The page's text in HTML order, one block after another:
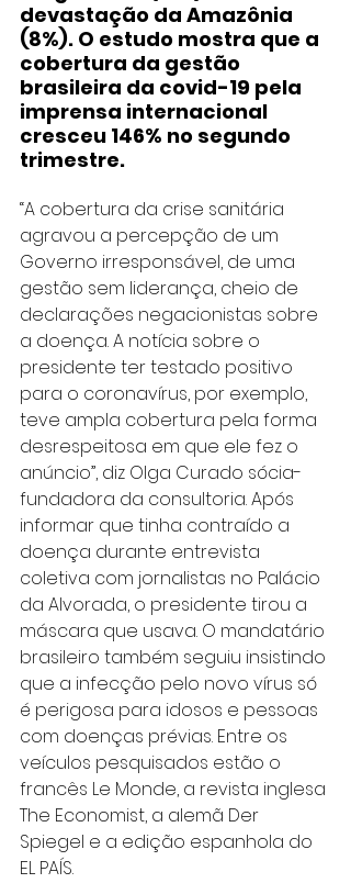
devastação da Amazônia
(8%). O estudo mostra que a
cobertura da gestão
brasileira da covid-19 pela
imprensa internacional
cresceu 146% no segundo
trimestre.
“A cobertura da crise sanitária
agravou a percepção de um
Governo irresponsável, de uma
gestão sem liderança, cheio de
declarações negacionistas sobre
a doença. A notícia sobre o
presidente ter testado positivo
para o coronavírus, por exemplo,
teve ampla cobertura pela forma
desrespeitosa em que ele fez o
anúncio”, diz Olga Curado sócia-
fundadora da consultoria. Após
informar que tinha contraído a
doença durante entrevista
coletiva com jornalistas no Palácio
da Alvorada, o presidente tirou a
máscara que usava. O mandatário
brasileiro também seguiu insistindo
que a infecção pelo novo vírus só
é perigosa para idosos e pessoas
com doenças prévias. Entre os
veículos pesquisados estão o
francês Le Monde, a revista inglesa
The Economist, a alemã Der
Spiegel e a edição espanhola do
EL PAÍS.